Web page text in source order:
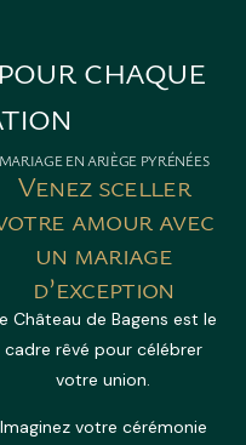
pourchaque
MARIAGE EN ARIÈGE PYRÉNÉES
Venez sceller
amour avec
un mariage
d’exception
Château de Bagens est le
cadre rêvé pour célébrer
votre union.
Imaginez votre cérémonie